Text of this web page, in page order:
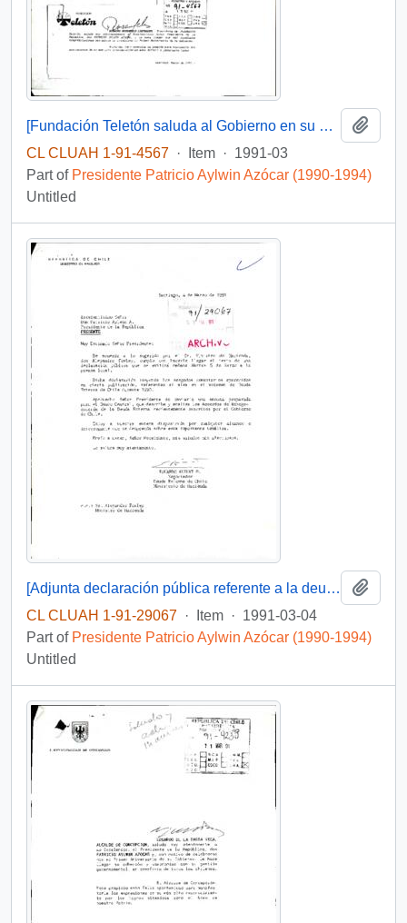
[Fundación Teletón saluda al Gobierno en su primer aniversario]
CL CLUAH 1-91-4567 · Item · 1991-03
Part of Presidente Patricio Aylwin Azócar (1990-1994)
Untitled
[Adjunta declaración pública referente a la deuda externa chilena]
CL CLUAH 1-91-29067 · Item · 1991-03-04
Part of Presidente Patricio Aylwin Azócar (1990-1994)
Untitled